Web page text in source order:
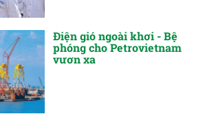
Điện gió ngoài khơi - Bệ
phóng cho Petrovietnam
vươn xa